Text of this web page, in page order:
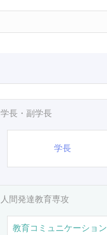
学長・副学長
学長
人間発達教育専攻
教育コミュニケーション